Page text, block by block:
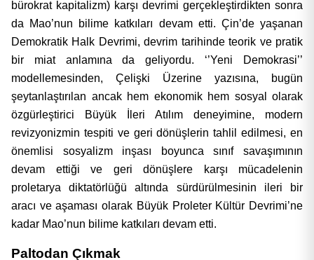
bürokrat kapitalizm) karşı devrimi gerçekleştirdikten sonra
da Mao’nun bilime katkıları devam etti. Çin’de yaşanan
Demokratik Halk Devrimi, devrim tarihinde teorik ve pratik
bir miat anlamına da geliyordu. ‘’Yeni Demokrasi’’
modellemesinden, Çelişki Üzerine yazısına, bugün
şeytanlaştırılan ancak hem ekonomik hem sosyal olarak
özgürleştirici Büyük İleri Atılım deneyimine, modern
revizyonizmin tespiti ve geri dönüşlerin tahlil edilmesi, en
önemlisi sosyalizm inşası boyunca sınıf savaşımının
devam ettiği ve geri dönüşlere karşı mücadelenin
proletarya diktatörlüğü altında sürdürülmesinin ileri bir
aracı ve aşaması olarak Büyük Proleter Kültür Devrimi’ne
kadar Mao’nun bilime katkıları devam etti.
Paltodan Çıkmak